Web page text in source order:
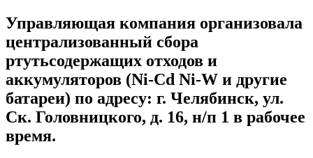
Управляющая компания организовала
централизованный сбора
ртутьсодержащих отходов и
аккумуляторов (Ni-Cd Ni-W и другие
батареи) по адресу: г. Челябинск, ул.
Ск. Головницкого, д. 16, н/п 1 в рабочее
время.